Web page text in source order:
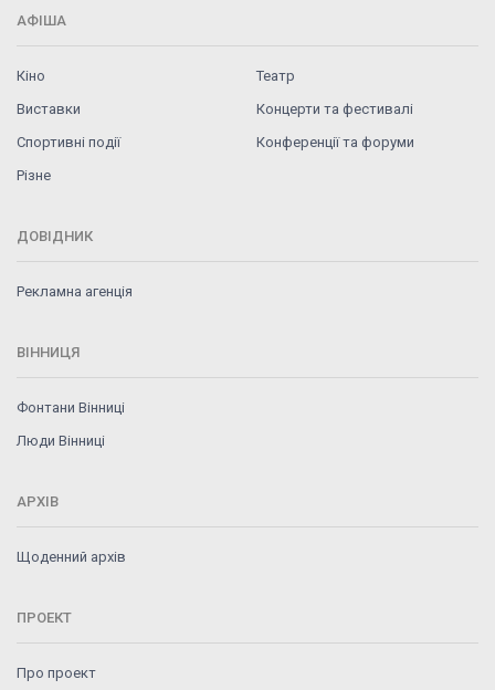
АФІША
Кіно
Театр
Виставки
Концерти та фестивалі
Спортивні події
Конференції та форуми
Різне
ДОВІДНИК
Рекламна агенція
ВІННИЦЯ
Фонтани Вінниці
Люди Вінниці
АРХІВ
Щоденний архів
ПРОЕКТ
Про проект